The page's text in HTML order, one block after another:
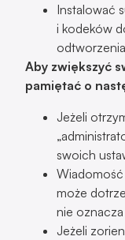
Instalować
i kodeków
Aby zwiększyć
pamiętać o
Jeżeli
swoich
Wiadomość
może
nie
Jeżeli